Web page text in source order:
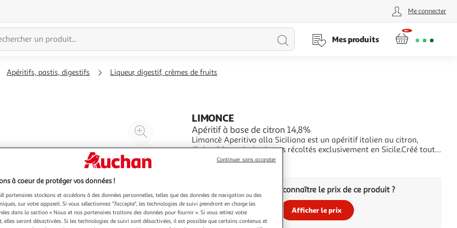
Me connecter
Lancer
Mes produits
Apéritifs, pastis, digestifs Liqueur, digestif, crèmes de fruits
Agrandir
l'illustration
à
200%
Réduire
l'illustration
100
%
le
produit
LIMONCE
Apéritif à base de citron 14,8%
Limoncè Aperitivo alla Siciliana est un apéritif italien au citron,
élaboré à partir de citrons récoltés exclusivement en Sicile.Créé tout
spécialement pour être mixer en Limoncè Spritz, son goût acidulé est
En savoir +
Vous voulez connaître le prix de ce produit ?
Afficher le prix
à coeur de protéger vos données !
partenaires stockons et accédons à des données personnelles, telles que des données de navigation ou des
sur votre appareil. Si vous sélectionnez "J'accepte", les technologies de suivi prendront en charge les
dans la section « Nous et nos partenaires traitons des données pour fournir ». Si vous retirez votre
elles seront désactivées. Si les technologies de suivi sont désactivées, il est possible que certains contenus et
Continuer sans accepter